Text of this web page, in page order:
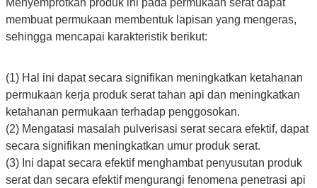
Menyemprotkan produk ini pada permukaan serat dapat
membuat permukaan membentuk lapisan yang mengeras,
sehingga mencapai karakteristik berikut:
(1) Hal ini dapat secara signifikan meningkatkan ketahanan
permukaan kerja produk serat tahan api dan meningkatkan
ketahanan permukaan terhadap penggosokan.
(2) Mengatasi masalah pulverisasi serat secara efektif, dapat
secara signifikan meningkatkan umur produk serat.
(3) Ini dapat secara efektif menghambat penyusutan produk
serat dan secara efektif mengurangi fenomena penetrasi api